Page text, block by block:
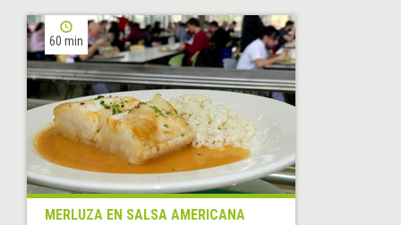
60 min
MERLUZA EN SALSA AMERICANA